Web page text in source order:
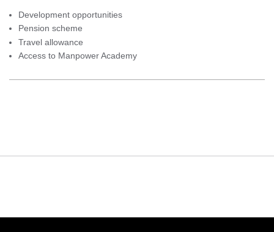
Development opportunities
Pension scheme
Travel allowance
Access to Manpower Academy